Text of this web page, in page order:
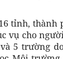
tỉnh,
vụ cho
5 trường